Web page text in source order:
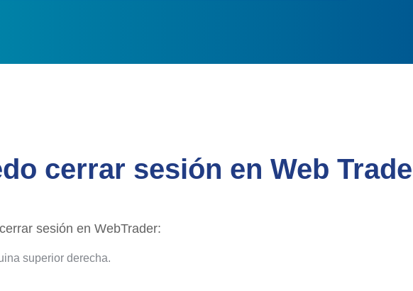
cerrar sesión en Web
sesión en WebTrader:
superior derecha.